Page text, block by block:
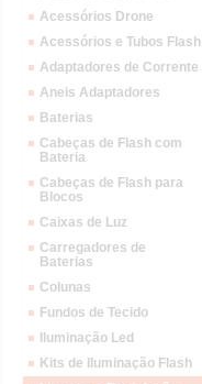
Acessórios Drone
Acessórios e Tubos Flash
Adaptadores de Corrente
Aneis Adaptadores
Baterias
Cabeças de Flash com
Bateria
Cabeças de Flash para
Blocos
Caixas de Luz
Carregadores de
Baterias
Colunas
Fundos de Tecido
Iluminação Led
Kits de Iluminação Flash